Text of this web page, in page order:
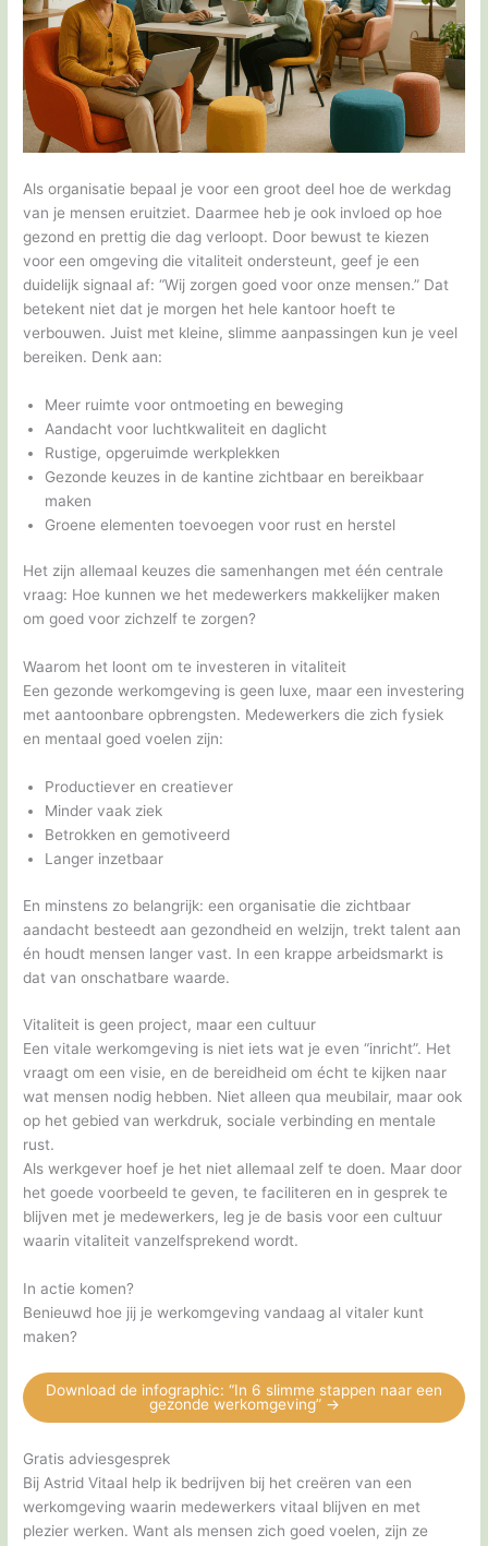
Als organisatie bepaal je voor een groot deel hoe de werkdag
van je mensen eruitziet. Daarmee heb je ook invloed op hoe
gezond en prettig die dag verloopt. Door bewust te kiezen
voor een omgeving die vitaliteit ondersteunt, geef je een
duidelijk signaal af: “Wij zorgen goed voor onze mensen.” Dat
betekent niet dat je morgen het hele kantoor hoeft te
verbouwen. Juist met kleine, slimme aanpassingen kun je veel
bereiken. Denk aan:
Meer ruimte voor ontmoeting en beweging
Aandacht voor luchtkwaliteit en daglicht
Rustige, opgeruimde werkplekken
Gezonde keuzes in de kantine zichtbaar en bereikbaar
maken
Groene elementen toevoegen voor rust en herstel
Het zijn allemaal keuzes die samenhangen met één centrale
vraag: Hoe kunnen we het medewerkers makkelijker maken
om goed voor zichzelf te zorgen?
Waarom het loont om te investeren in vitaliteit
Een gezonde werkomgeving is geen luxe, maar een investering
met aantoonbare opbrengsten. Medewerkers die zich fysiek
en mentaal goed voelen zijn:
Productiever en creatiever
Minder vaak ziek
Betrokken en gemotiveerd
Langer inzetbaar
En minstens zo belangrijk: een organisatie die zichtbaar
aandacht besteedt aan gezondheid en welzijn, trekt talent aan
én houdt mensen langer vast. In een krappe arbeidsmarkt is
dat van onschatbare waarde.
Vitaliteit is geen project, maar een cultuur
Een vitale werkomgeving is niet iets wat je even “inricht”. Het
vraagt om een visie, en de bereidheid om écht te kijken naar
wat mensen nodig hebben. Niet alleen qua meubilair, maar ook
op het gebied van werkdruk, sociale verbinding en mentale
rust.
Als werkgever hoef je het niet allemaal zelf te doen. Maar door
het goede voorbeeld te geven, te faciliteren en in gesprek te
blijven met je medewerkers, leg je de basis voor een cultuur
waarin vitaliteit vanzelfsprekend wordt.
In actie komen?
Benieuwd hoe jij je werkomgeving vandaag al vitaler kunt
maken?
Download de infographic: “In 6 slimme stappen naar een
gezonde werkomgeving” ->
Gratis adviesgesprek
Bij Astrid Vitaal help ik bedrijven bij het creëren van een
werkomgeving waarin medewerkers vitaal blijven en met
plezier werken. Want als mensen zich goed voelen, zijn ze